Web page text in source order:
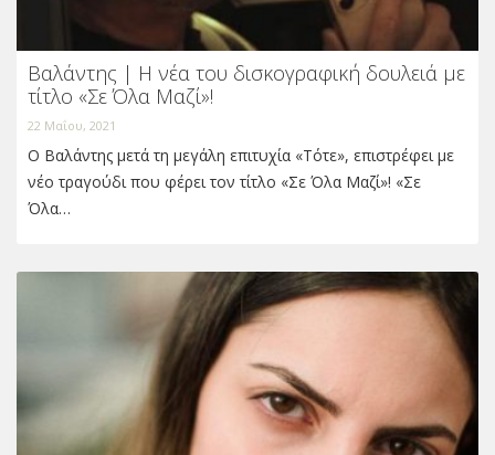
Βαλάντης | Η νέα του δισκογραφική δουλειά με
τίτλο «Σε Όλα Μαζί»!
22 Μαΐου, 2021
Ο Βαλάντης μετά τη μεγάλη επιτυχία «Τότε», επιστρέφει με
νέο τραγούδι που φέρει τον τίτλο «Σε Όλα Μαζί»! «Σε
Όλα…